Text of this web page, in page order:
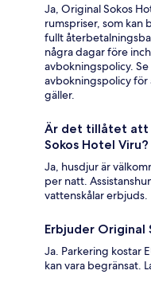
Ja, Original Sokos
rumspriser, som kan
fullt
några dagar före
avbokningspolicy.
avbokningspolicy för
gäller.
Är det tillåtet att
Sokos Hotel Viru?
Ja, husdjur är
per natt.
vattenskålar erbjuds.
Erbjuder Original
Ja. Parkering kostar
kan vara begränsat.